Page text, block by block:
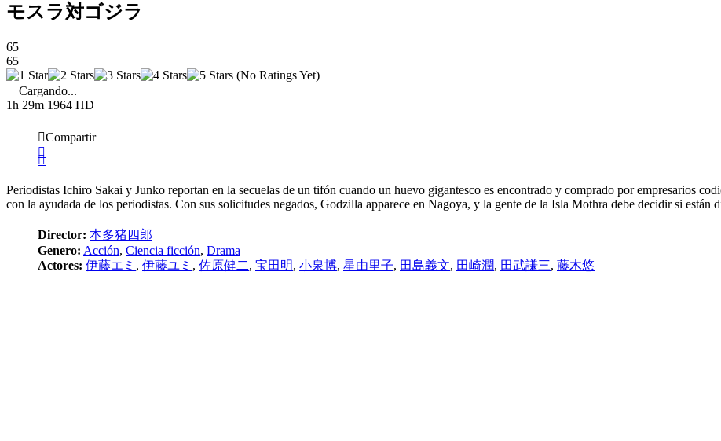
モスラ対ゴジラ
65
65
(No Ratings Yet)
Cargando...
1h 29m 1964 HD
Compartir
Periodistas Ichiro Sakai y Junko reportan en la secuelas de un tifón cuando un huevo gigantesco es encontrado y comprado por empresarios
con la ayudada de los periodistas. Con sus solicitudes negados, Godzilla apparece en Nagoya, y la gente de la Isla Mothra debe decidir si están
Director: 本多猪四郎
Genero: Acción, Ciencia ficción, Drama
Actores: 伊藤エミ , 伊藤ユミ , 佐原健二, 宝田明, 小泉博, 星由里子, 田島義文, 田崎潤, 田武謙三, 藤木悠